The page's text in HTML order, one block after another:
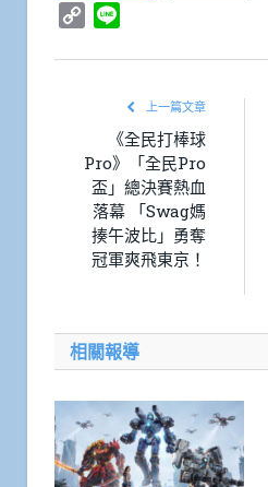
Copy
上一篇文章
《全民打棒球
Pro》「全民Pro
盃」總決賽熱血
落幕 「Swag媽
揍午波比」勇奪
冠軍爽飛東京！
相關報導